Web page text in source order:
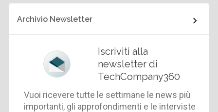
Archivio Newsletter
Iscriviti alla
newsletter di
TechCompany360
Vuoi ricevere tutte le settimane le news più
importanti, gli approfondimenti e le interviste